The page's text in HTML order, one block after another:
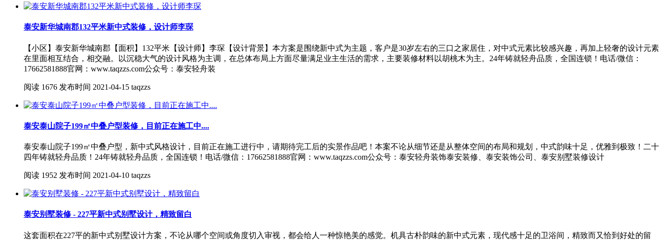
泰安新华城南郡132平米新中式装修，设计师李琛
【小区】泰安新华城南郡【面积】132平米【设计师】李琛【设计背景】本方案是围绕新中式为主题，客户是30岁左右的三口之家居住，对中式元素比较感兴趣，再加上轻奢的设计元素
在里面相互结合，相交融。以沉稳大气的设计风格为主调，在总体布局上方面尽量满足业主生活的需求，主要装修材料以胡桃木为主。24年铸就轻舟品质，全国连锁！电话/微信：
17662581888官网：www.taqzzs.com公众号：泰安轻舟装
阅读 1676 发布时间 2021-04-15 taqzzs
泰安泰山院子199㎡中叠户型装修，目前正在施工中....
泰安泰山院子199㎡中叠户型，新中式风格设计，目前正在施工进行中，请期待完工后的实景作品吧！本案不论从细节还是从整体空间的布局和规划，中式韵味十足，优雅到极致！二十
四年铸就轻舟品质！24年铸就轻舟品质，全国连锁！电话/微信：17662581888官网：www.taqzzs.com公众号：泰安轻舟装饰泰安装修、泰安装饰公司、泰安别墅装修设计
阅读 1952 发布时间 2021-04-10 taqzzs
泰安别墅装修 - 227平新中式别墅设计，精致留白
这套面积在227平的新中式别墅设计方案，不论从哪个空间或角度切入审视，都会给人一种惊艳美的感觉。机具古朴韵味的新中式元素，现代感十足的卫浴间，精致而又恰到好处的留